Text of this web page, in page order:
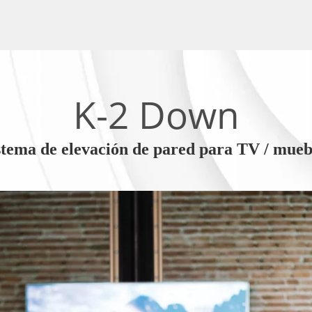
K-2 Down
de elevación de pared para TV /